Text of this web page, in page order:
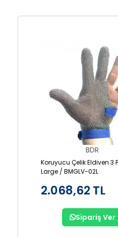
BDR
Koruyucu Çelik Eldiven 3
Large / BMGLV-02L
2.068,62 TL
Sipariş Ver